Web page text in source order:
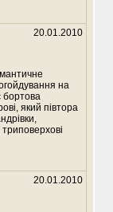
20.01.2010
на
бортова
який півтора
20.01.2010